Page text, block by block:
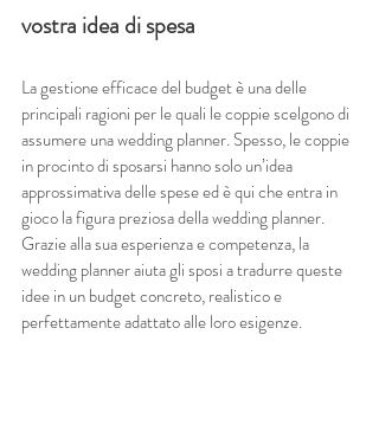
vostra idea di spesa
La gestione efficace del budget è una delle
principali ragioni per le quali le coppie scelgono di
assumere una wedding planner. Spesso, le coppie
in procinto di sposarsi hanno solo un’idea
approssimativa delle spese ed è qui che entra in
gioco la figura preziosa della wedding planner.
Grazie alla sua esperienza e competenza, la
wedding planner aiuta gli sposi a tradurre queste
idee in un budget concreto, realistico e
perfettamente adattato alle loro esigenze.